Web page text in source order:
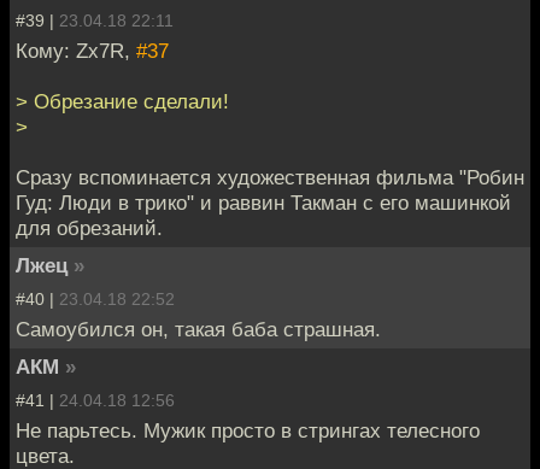
#39 | 23.04.18 22:11
Кому: Zx7R, #37
> Обрезание сделали!
>
Сразу вспоминается художественная фильма "Робин
Гуд: Люди в трико" и раввин Такман с его машинкой
для обрезаний.
Лжец »
#40 | 23.04.18 22:52
Самоубился он, такая баба страшная.
АКМ »
#41 | 24.04.18 12:56
Не парьтесь. Мужик просто в стрингах телесного
цвета.